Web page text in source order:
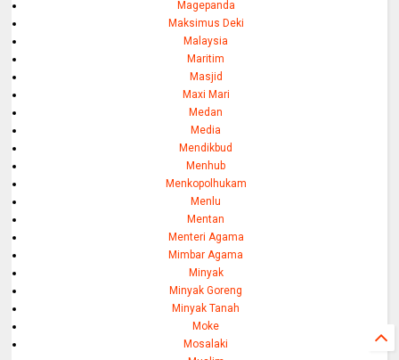
Magepanda
Maksimus Deki
Malaysia
Maritim
Masjid
Maxi Mari
Medan
Media
Mendikbud
Menhub
Menkopolhukam
Menlu
Mentan
Menteri Agama
Mimbar Agama
Minyak
Minyak Goreng
Minyak Tanah
Moke
Mosalaki